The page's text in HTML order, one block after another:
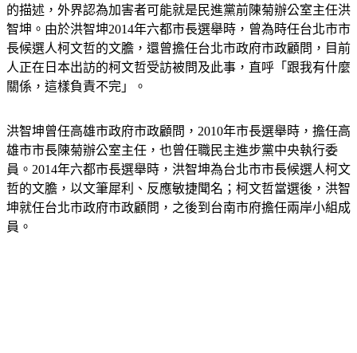
智坤。由於洪智坤2014年六都市長選舉時，曾為時任台北市市
長候選人柯文哲的文膽，還曾擔任台北市政府市政顧問，目前
人正在日本出訪的柯文哲受訪被問及此事，直呼「跟我有什麼
關係，這樣負責不完」。
雄市市長陳菊辦公室主任，也曾任職民主進步黨中央執行委
員。2014年六都市長選舉時，洪智坤為台北市市長候選人柯文
哲的文膽，以文筆犀利、反應敏捷聞名；柯文哲當選後，洪智
坤就任台北市政府市政顧問，之後到台南市府擔任兩岸小組成
員。